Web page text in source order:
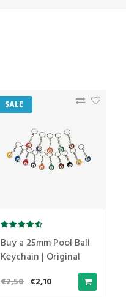
SALE
Buy a 25mm Pool Ball
Keychain | Original
gift for pool lovers
€2,50 €2,10